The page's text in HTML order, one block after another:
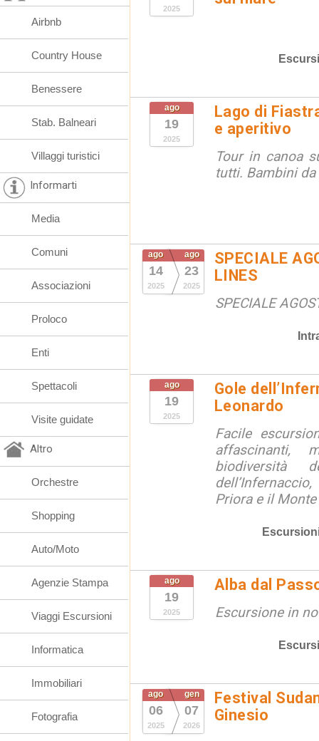
2025
ago
19
2025
Lago di
e aperitivo
Tour in canoa
tutti. Bambini
ago
14
2025
ago
23
2025
SPECIALE
LINES
SPECIALE
ago
19
2025
Gole
Leonardo
Facile
affascinanti,
biodiversità
Priora e il
ago
19
2025
Alba dal
Escursione in
ago
06
2025
gen
07
2026
Festival
Ginesio
Airbnb
Country House
Benessere
Stab. Balneari
Villaggi turistici
Informarti
Media
Comuni
Associazioni
Proloco
Enti
Spettacoli
Visite guidate
Altro
Orchestre
Shopping
Auto/Moto
Agenzie Stampa
Viaggi Escursioni
Informatica
Immobiliari
Fotografia